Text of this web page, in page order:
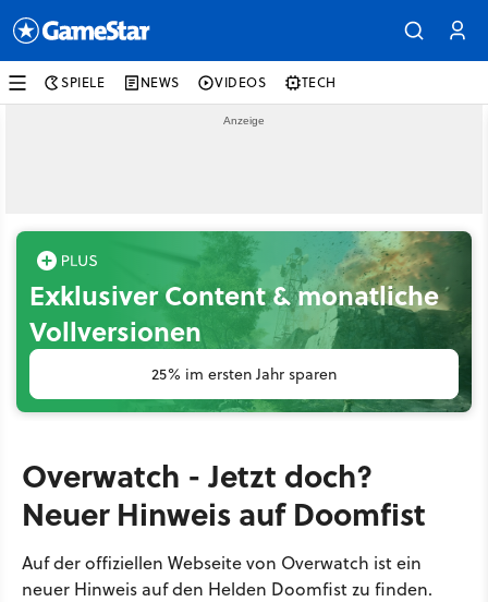
SPIELE NEWS VIDEOS TECH
Exklusiver Content & monatliche
Vollversionen
25% im ersten Jahr sparen
Overwatch - Jetzt doch?
Neuer Hinweis auf Doomfist
Auf der offiziellen Webseite von Overwatch ist ein
neuer Hinweis auf den Helden Doomfist zu finden.